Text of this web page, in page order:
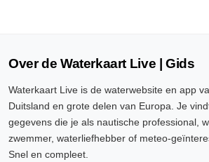
Over de Waterkaart Live | Gids
Waterkaart Live is de waterwebsite en app
Duitsland en grote delen van Europa. Je
gegevens die je als nautische professional,
zwemmer, waterliefhebber of meteo-
Snel en compleet.